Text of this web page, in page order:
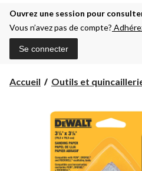
Ouvrez une session pour
Vous n’avez pas de compte?
Se connecter
Accueil Outils et